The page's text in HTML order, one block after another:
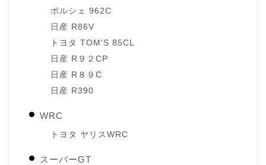
ポルシェ 962C
日産 R86V
トヨタ TOM'S 85CL
日産 R９２CP
日産 R８９C
日産 R390
WRC
トヨタ ヤリスWRC
スーパーGT